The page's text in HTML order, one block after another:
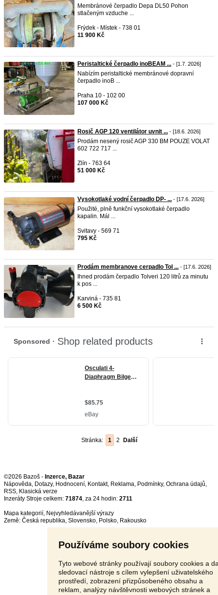
Používáme soubory cookies
Tyto webové stránky používají soubory cookies a
sledovací nástroje s cílem vylepšení uživatelského
prostředí, zobrazení přizpůsobeného obsahu a
reklam, analýzy návštěvnosti webových stránek a
Membránové čerpadlo Depa DL50 Pohon
stlačeným vzduche ...
Frýdek - Místek - 738 01
11 900 Kč
Peristaltické čerpadlo inoBEAM ... - [1.7. 2026]
Nabízím peristaltické membránové dopravní
čerpadlo inoB ...
Praha 10 - 102 00
107 000 Kč
Rosič AGP 120 ventilátor uvnit ... - [18.6. 2026]
Prodám nesený rosič AGP 330 BM POUZE VOLAT
602 722 717 ...
Zlín - 763 64
51 000 Kč
Vysokotlaké vodní čerpadlo DP- ... - [17.6. 2026]
Použité, plně funkční vysokotlaké čerpadlo
kapalin. Mál ...
Svitavy - 569 71
795 Kč
Prodám membranove cerpadlo Tol ... - [17.6. 2026]
Ihned prodám čerpadlo Tolveri 120 litrů za minutu
k pos ...
Karviná - 735 81
6 500 Kč
Stránka: 1 2 Další
©2026 Bazoš - Inzerce, Bazar
Nápověda, Dotazy, Hodnocení, Kontakt, Reklama, Podmínky, Ochrana údajů,
RSS,
Inzeráty Stroje celkem: 71874, za 24 hodin: 2711
Mapa kategorií, Nejvyhledávanější výrazy
Země: Česká republika, Slovensko, Polsko, Rakousko